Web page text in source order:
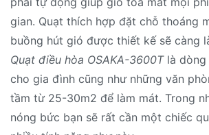
gian. Quạt thích hợp đặt chỗ thoáng
buồng hút gió được thiết kế sẽ càng
Quạt điều hòa OSAKA-3600Tlà dòng
cho gia đình cũng như những văn
tầm từ 25-30m2 để làm mát. Trong
nóng bức bạn sẽ rất cần một chiếc